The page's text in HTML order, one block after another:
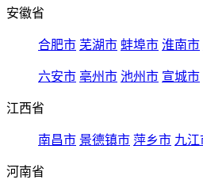
安徽省
合肥市 芜湖市 蚌埠市 淮南市
六安市 亳州市 池州市 宣城市
江西省
南昌市 景德镇市 萍乡市 九江
河南省